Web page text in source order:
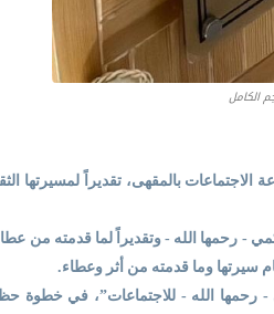
الكامل
بالمقهى، تقديراً لمسيرتها
- رحمها الله - وتقديراً لما قدمته من
سيرتها وما قدمته من أثر وعطاء.
رحمها الله - للاجتماعات”، في خطوة